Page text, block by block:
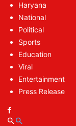
Haryana
National
Political
Sports
Education
Viral
Entertainment
Press Release